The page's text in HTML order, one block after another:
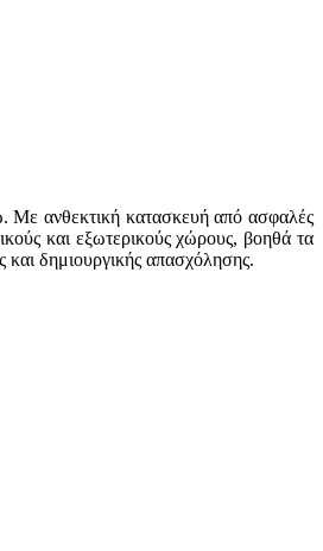
Με ανθεκτική κατασκευή από ασφαλές
και εξωτερικούς χώρους, βοηθά τα
και δημιουργικής απασχόλησης.